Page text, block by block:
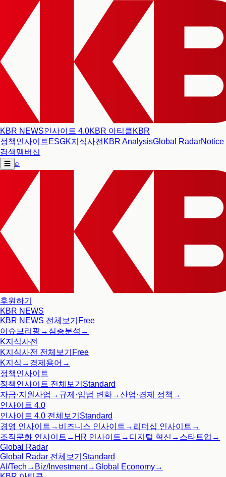
KBR NEWS인사이트 4.0KBR 아티클KBR
정책인사이트 ESGK지식사전 KBR AnalysisGlobal RadarNotice
검색멤버십
☰ ⌕
후원하기
KBR NEWS
KBR NEWS 전체보기 Free
이슈브리핑 → 심층분석 →
K지식사전
K지식사전 전체보기 Free
K지식 → 경제용어 →
정책인사이트
정책인사이트 전체보기 Standard
자금·지원사업 → 규제·입법 변화→산업·경제 정책 →
인사이트 4.0
인사이트 4.0 전체보기 Standard
경영 인사이트 → 비즈니스 인사이트 → 리더십 인사이트 →
조직문화 인사이트 → HR 인사이트 → 디지털 혁신 → 스타트업 →
Global Radar
Global Radar 전체보기 Standard
AI/Tech → Biz/Investment→Global Economy→